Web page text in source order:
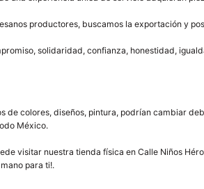
productores, buscamos la exportación y
solidaridad, confianza, honestidad,
colores, diseños, pintura, podrían cambiar
México.
visitar nuestra tienda física en Calle Niños
para ti!.